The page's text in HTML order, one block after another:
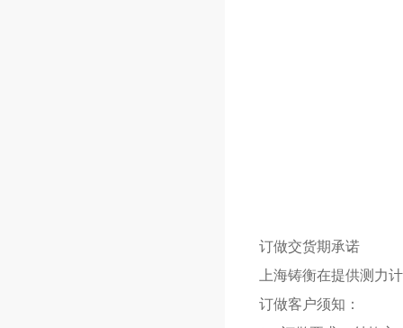
订做交货期承诺
上海铸衡在提供测力
订做客户须知：